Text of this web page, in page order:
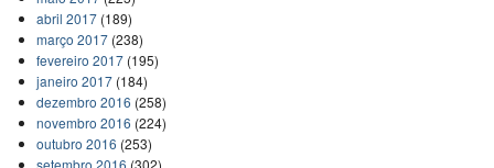
abril 2017(189)
março 2017(238)
fevereiro 2017(195)
janeiro 2017(184)
dezembro 2016 (258)
novembro 2016 (224)
outubro 2016 (253)